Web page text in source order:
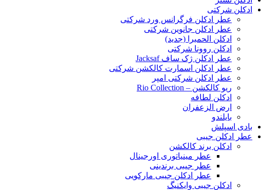
ادکلن شرکتی
عطر ادکلن فرگرانس ورد شرکتی
عطر ادکلن جانوین شرکتی
ادکلن الحمبرا (جدید)
ادکلن روونا شرکتی
عطر ادکلن ژک‌ ساف Jacksaf
عطر ادکلن اسمارت کالکشن شرکتی
عطر ادکلن شرکتی امپر
ریو کالکشن – Rio Collection
ادکلن لطافه
ارض الزعفران
بایلندو
بادی اسپلش
عطر ادکلن جیبی
ادکلن برند کالکشن
عطر مینیاتوری اورجینال
عطر جیبی برندینی
عطر ادکلن جیبی مارکویی
ادکلن جیبی وایکنیگ